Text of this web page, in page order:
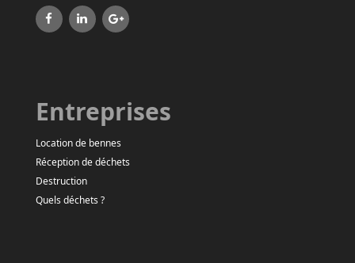
Entreprises
Location de bennes
Réception de déchets
Destruction
Quels déchets ?